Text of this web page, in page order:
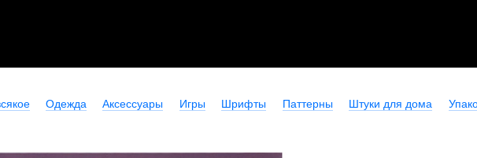
Одежда Аксессуары Игры Шрифты Паттерны Штуки для дома